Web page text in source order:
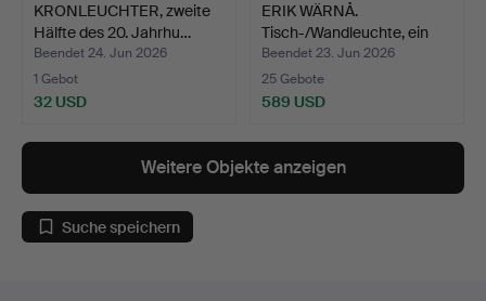
KRONLEUCHTER, zweite
Hälfte des 20. Jahrhu…
Beendet 24. Jun 2026
1 Gebot
32 USD
ERIK WÄRNÅ.
Tisch-/Wandleuchte, ein
Paar, …
Beendet 23. Jun 2026
25 Gebote
589 USD
Weitere Objekte anzeigen
Suche speichern